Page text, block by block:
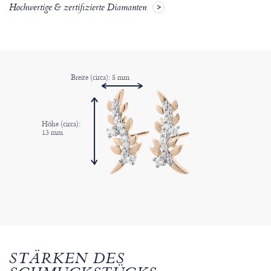
Hochwertige & zertifizierte Diamanten
Höhe (circa):
13 mm
Breite (circa): 5 mm
STÄRKEN DES